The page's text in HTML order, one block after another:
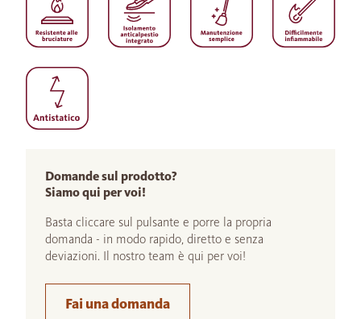
Domande sul prodotto?
Siamo qui per voi!
Basta cliccare sul pulsante e porre la propria
domanda - in modo rapido, diretto e senza
deviazioni. Il nostro team è qui per voi!
Fai una domanda